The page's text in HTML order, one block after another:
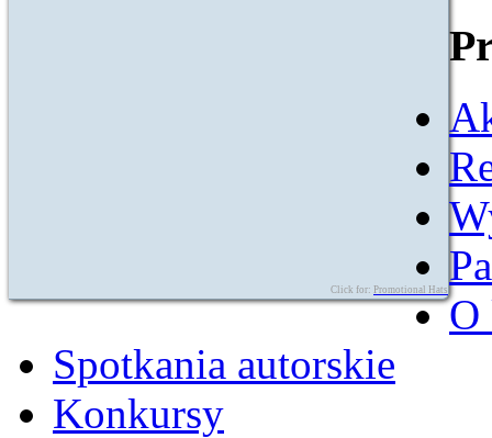
Click for: Promotional Hats
O
Spotkania autorskie
Konkursy